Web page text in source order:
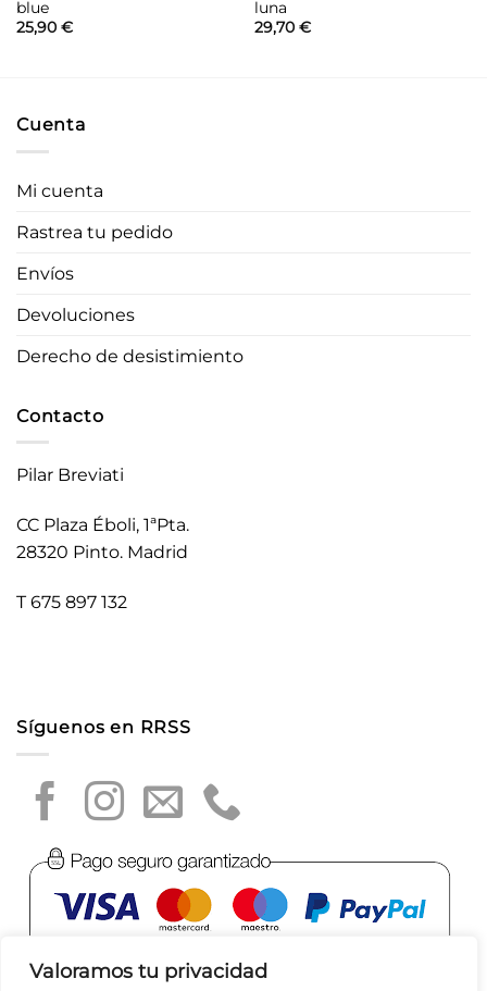
Valoramos tu privacidad
blue
25,90 €
luna
29,70 €
Cuenta
Mi cuenta
Rastrea tu pedido
Envíos
Devoluciones
Derecho de desistimiento
Contacto
Pilar Breviati
CC Plaza Éboli, 1ªPta.
28320 Pinto. Madrid
T 675 897 132
Síguenos en RRSS